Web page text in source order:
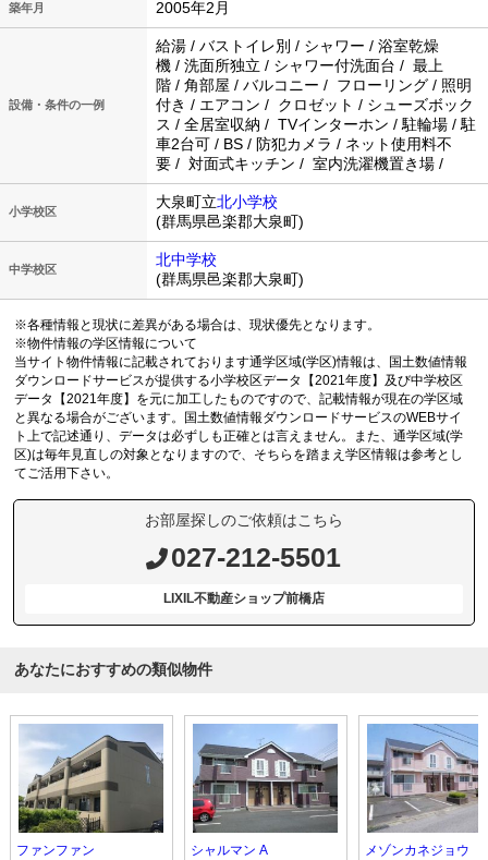
築年月 2005年2月
設備・条件の一例
給湯 / バストイレ別 / シャワー / 浴室乾燥
機 / 洗面所独立 / シャワー付洗面台 / 最上
階 / 角部屋 / バルコニー / フローリング / 照明
付き / エアコン / クロゼット / シューズボック
ス / 全居室収納 / TVインターホン / 駐輪場 / 駐
車2台可 / BS / 防犯カメラ / ネット使用料不
要 / 対面式キッチン / 室内洗濯機置き場 /
小学校区
大泉町立北小学校
(群馬県邑楽郡大泉町)
中学校区
北中学校
(群馬県邑楽郡大泉町)
※各種情報と現状に差異がある場合は、現状優先となります。
※物件情報の学区情報について
当サイト物件情報に記載されております通学区域(学区)情報は、国土数値情報
ダウンロードサービスが提供する小学校区データ【2021年度】及び中学校区
データ【2021年度】を元に加工したものですので、記載情報が現在の学区域
と異なる場合がございます。国土数値情報ダウンロードサービスのWEBサイ
ト上で記述通り、データは必ずしも正確とは言えません。また、通学区域(学
区)は毎年見直しの対象となりますので、そちらを踏まえ学区情報は参考とし
てご活用下さい。
お部屋探しのご依頼はこちら
027-212-5501
LIXIL不動産ショップ前橋店
あなたにおすすめの類似物件
ファンファン
シャルマン A
メゾンカネジョウ